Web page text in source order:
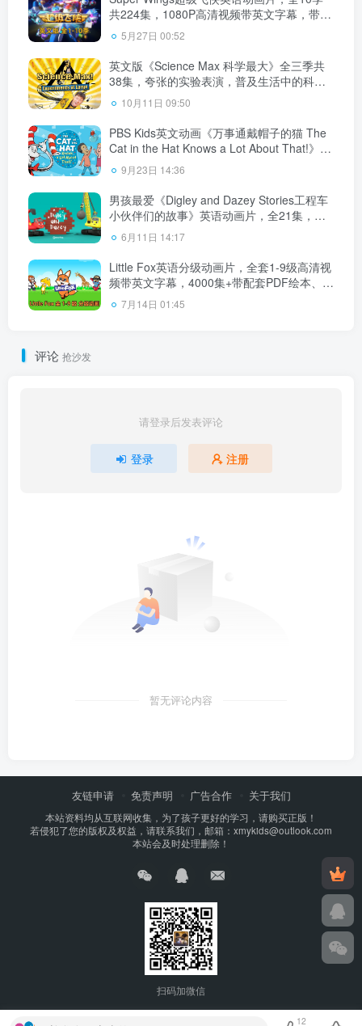
共224集，1080P高清视频带英文字幕，带配
套音频MP3，百度云网盘下载！
5月27日 00:52
英文版《Science Max 科学最大》全三季共
38集，夸张的实验表演，普及生活中的科学
原理，百度云网盘下载！
10月11日 09:50
PBS Kids英文动画《万事通戴帽子的猫 The
Cat in the Hat Knows a Lot About That!》全
3季共160集，1080P高清视频带英文字幕，
百度云网盘下载！
9月23日 14:36
男孩最爱《Digley and Dazey Stories工程车
小伙伴们的故事》英语动画片，全21集，
1080P高清视频带英文字幕，百度云网盘下
载！
6月11日 14:17
Little Fox英语分级动画片，全套1-9级高清视
频带英文字幕，4000集+带配套PDF绘本、单
词和音频MP3，百度云网盘下载！
7月14日 01:45
评论 抢沙发
请登录后发表评论
登录 注册
暂无评论内容
友链申请 免责声明 广告合作 关于我们
本站资料均从互联网收集，为了孩子更好的学习，请购买正版！
若侵犯了您的版权及权益，请联系我们，邮箱：xmykids@outlook.com
本站会及时处理删除！
扫码加微信
12